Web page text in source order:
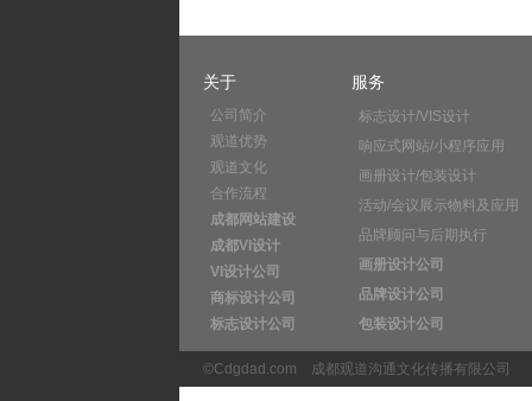
关于
公司简介
观道优势
观道文化
合作流程
成都网站建设
成都VI设计
VI设计公司
商标设计公司
标志设计公司
服务
标志设计/VIS设计
响应式网站/小程序应用
画册设计/包装设计
活动/会议展示物料及应用
品牌顾问与后期执行
画册设计公司
品牌设计公司
包装设计公司
©Cdgdad.com 成都观道沟通文化传播有限公司